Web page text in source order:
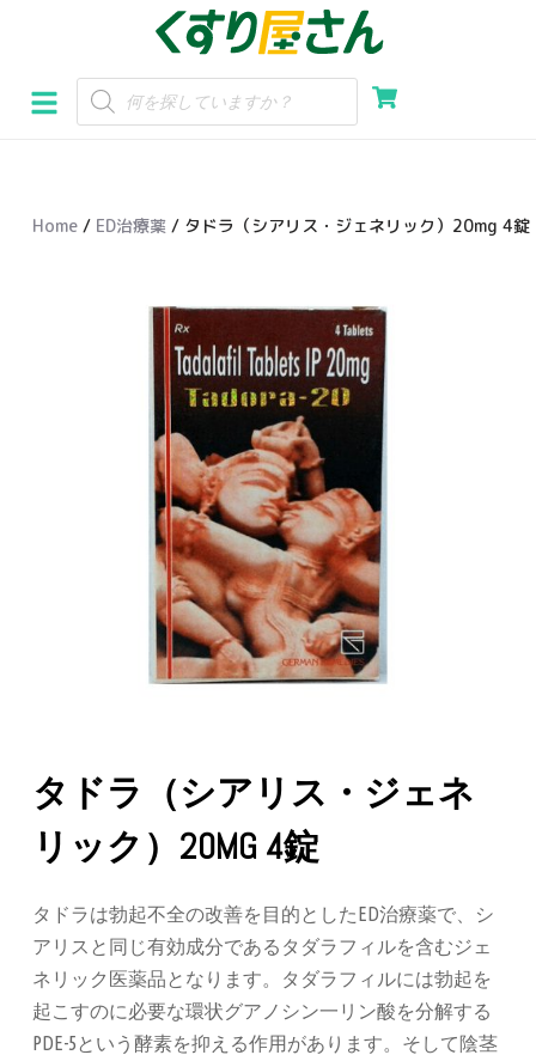
ン
テ
スHome / ED治療薬 / タドラ（シアリス・ジェネリック）20mg 4錠
タドラ（シアリス・ジェネ
リック）20MG 4錠
タドラは勃起不全の改善を目的としたED治療薬で、シ
アリスと同じ有効成分であるタダラフィルを含むジェ
ネリック医薬品となります。タダラフィルには勃起を
起こすのに必要な環状グアノシン一リン酸を分解する
PDE-5という酵素を抑える作用があります。そして陰茎